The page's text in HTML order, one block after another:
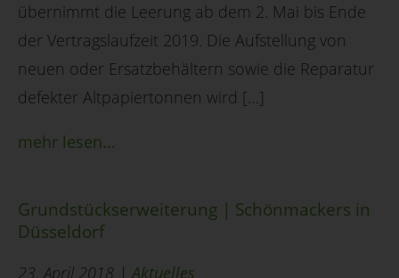
übernimmt die Leerung ab dem 2. Mai bis Ende
der Vertragslaufzeit 2019. Die Aufstellung von
neuen oder Ersatzbehältern sowie die Reparatur
defekter Altpapiertonnen wird […]
mehr lesen...
Grundstückserweiterung | Schönmackers in
Düsseldorf
23. April 2018 | Aktuelles